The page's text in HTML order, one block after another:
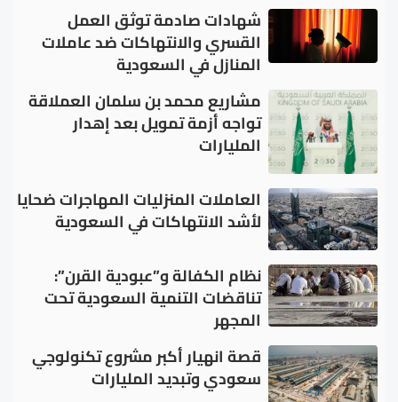
شهادات صادمة توثق العمل
القسري والانتهاكات ضد عاملات
المنازل في السعودية
مشاريع محمد بن سلمان العملاقة
تواجه أزمة تمويل بعد إهدار
المليارات
العاملات المنزليات المهاجرات ضحايا
لأشد الانتهاكات في السعودية
نظام الكفالة و”عبودية القرن”:
تناقضات التنمية السعودية تحت
المجهر
قصة انهيار أكبر مشروع تكنولوجي
سعودي وتبديد المليارات